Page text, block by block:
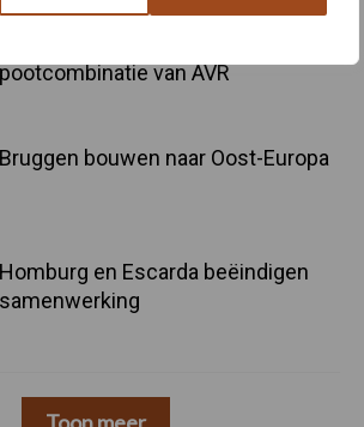
pootcombinatie van AVR
Bruggen bouwen naar Oost-Europa
Homburg en Escarda beëindigen
samenwerking